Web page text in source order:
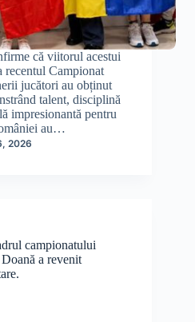
că viitorul acestui
recentul Campionat
jucători au obținut
talent, disciplină
impresionantă pentru
au…
2026
campionatului
a revenit